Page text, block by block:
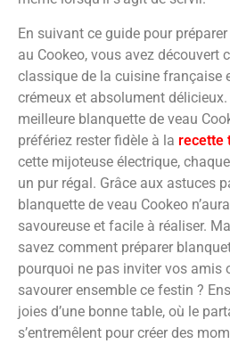
En suivant ce guide pour
au Cookeo, vous avez découvert
classique de la cuisine française
crémeux et absolument
meilleure blanquette de veau
préfériez rester fidèle à la recette
cette mijoteuse électrique,
un pur régal. Grâce aux astuces
blanquette de veau Cookeo
savoureuse et facile à réaliser.
savez comment préparer
pourquoi ne pas inviter vos amis
savourer ensemble ce festin ?
joies d’une bonne table, où le
s’entremêlent pour créer des